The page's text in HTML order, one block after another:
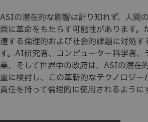
ASIの潜在的な影響は計り知れず、人間
面に革命をもたらす可能性があります
連する倫理的および社会的課題に対処
す。AI研究者、コンピューター科学者、
業、そして世界中の政府は、ASIの潜在
重に検討し、この革新的なテクノロジー
責任を持って倫理的に使用されるように